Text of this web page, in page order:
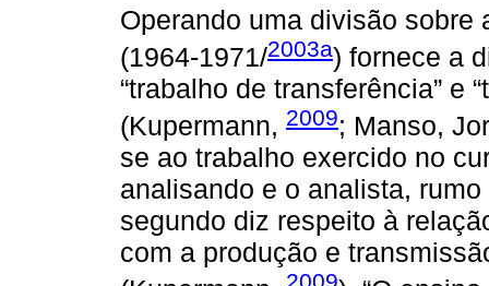
Operando uma divisão
(1964-1971/2003a) fornece a
“trabalho de transferência” e
(Kupermann, 2009; Manso,
se ao trabalho exercido no
analisando e o analista,
segundo diz respeito à
com a produção e